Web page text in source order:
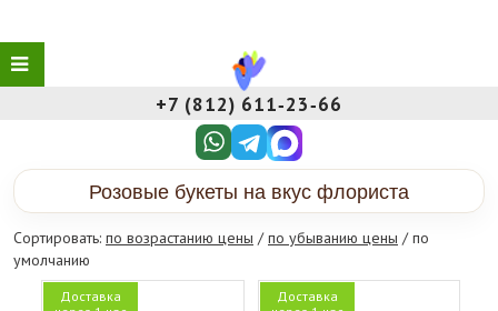
+7 (812) 611‑23‑66
Розовые букеты на вкус флориста
Сортировать: по возрастанию цены /по убыванию цены / по
умолчанию
Доставка
Доставка